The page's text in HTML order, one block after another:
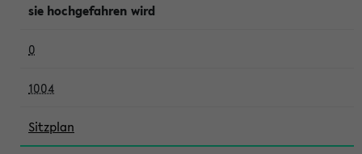
sie hochgefahren wird
0
1004
Sitzplan